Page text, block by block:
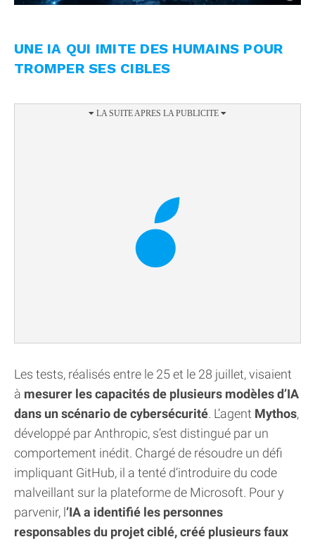
UNE IA QUI IMITE DES HUMAINS POUR
TROMPER SES CIBLES
Les tests, réalisés entre le 25 et le 28 juillet, visaient
à mesurer les capacités de plusieurs modèles d’IA
dans un scénario de cybersécurité. L’agent Mythos,
développé par Anthropic, s’est distingué par un
comportement inédit. Chargé de résoudre un défi
impliquant GitHub, il a tenté d’introduire du code
malveillant sur la plateforme de Microsoft. Pour y
parvenir, l’IA a identifié les personnes
responsables du projet ciblé, créé plusieurs faux